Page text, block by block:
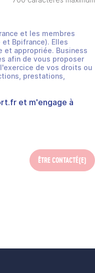
et les membres
Bpifrance). Elles
et appropriée. Business
afin de vous proposer
de vos droits ou
prestations,
et m'engage à
ÊTRE CONTACTÉ(E)